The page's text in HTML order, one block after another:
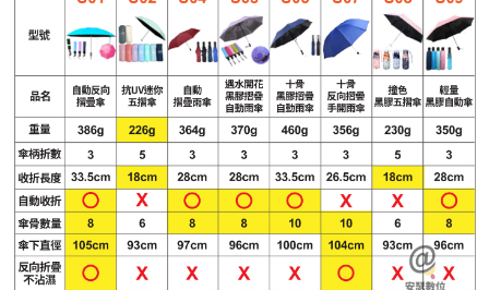
每筆NT$65，滿NT$699(含以上)免運費
付款後萊爾富取貨
每筆NT$65，滿NT$699(含以上)免運費
離島取貨加價40元
每筆NT$65，滿NT$699(含以上)免運費
付款後7-11取貨
每筆NT$65，滿NT$699(含以上)免運費